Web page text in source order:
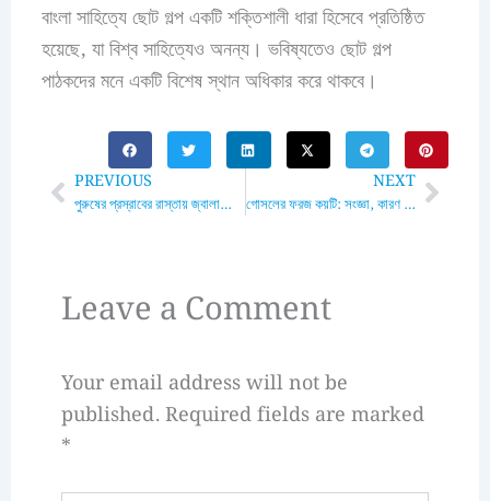
বাংলা সাহিত্যে ছোট গল্প একটি শক্তিশালী ধারা হিসেবে প্রতিষ্ঠিত
হয়েছে, যা বিশ্ব সাহিত্যেও অনন্য। ভবিষ্যতেও ছোট গল্প
পাঠকদের মনে একটি বিশেষ স্থান অধিকার করে থাকবে।
Prev
PREVIOUS
পুরুষের প্রস্রাবের রাস্তায় জ্বালাপোড়া কেন হয়: কারণ, লক্ষণ, প্রতিরোধ এবং চিকিৎসা
NEXT
গোসলের ফরজ কয়টি: সংজ্ঞা, কারণ এবং ইসলামী দৃষ্টিকোণNext
Leave a Comment
Your email address will not be
published. Required fields are marked
*